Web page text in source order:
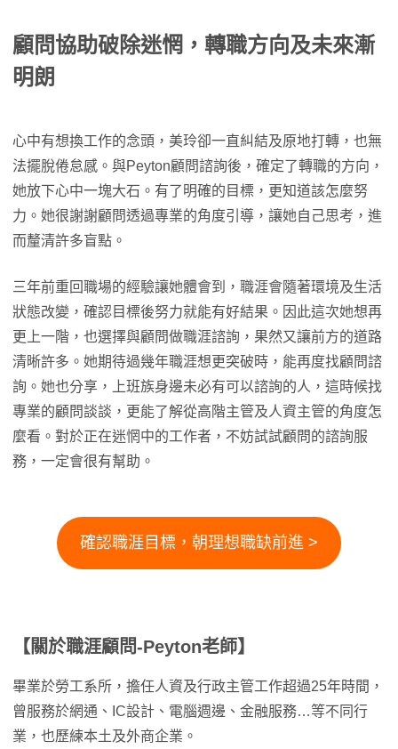
顧問協助破除迷惘，轉職方向及未來漸
明朗
心中有想換工作的念頭，美玲卻一直糾結及原地打轉，也無
法擺脫倦怠感。與Peyton顧問諮詢後，確定了轉職的方向，
她放下心中一塊大石。有了明確的目標，更知道該怎麼努
力。她很謝謝顧問透過專業的角度引導，讓她自己思考，進
而釐清許多盲點。
三年前重回職場的經驗讓她體會到，職涯會隨著環境及生活
狀態改變，確認目標後努力就能有好結果。因此這次她想再
更上一階，也選擇與顧問做職涯諮詢，果然又讓前方的道路
清晰許多。她期待過幾年職涯想更突破時，能再度找顧問諮
詢。她也分享，上班族身邊未必有可以諮詢的人，這時候找
專業的顧問談談，更能了解從高階主管及人資主管的角度怎
麼看。對於正在迷惘中的工作者，不妨試試顧問的諮詢服
務，一定會很有幫助。
確認職涯目標，朝理想職缺前進 >
【關於職涯顧問-Peyton老師】
畢業於勞工系所，擔任人資及行政主管工作超過25年時間，
曾服務於網通、IC設計、電腦週邊、金融服務…等不同行
業，也歷練本土及外商企業。